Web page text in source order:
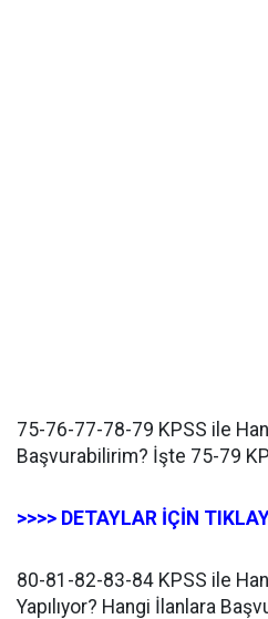
75-76-77-78-79 KPSS ile
Başvurabilirim? İşte 75-79
>>>> DETAYLAR İÇİN
80-81-82-83-84 KPSS ile
Yapılıyor? Hangi İlanlara